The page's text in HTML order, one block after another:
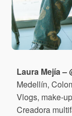
Laura Mejía –
Medellín,
Vlogs, make-
Creadora